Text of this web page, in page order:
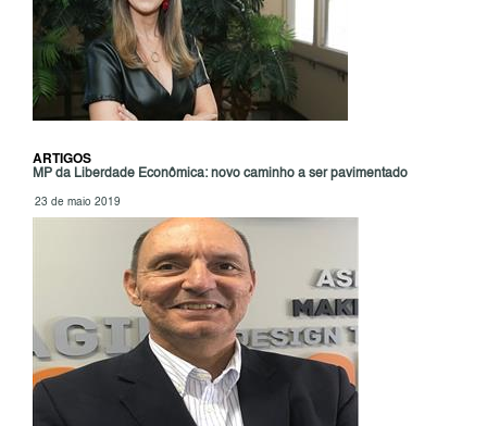
ARTIGOS
MP da Liberdade Econômica: novo caminho a ser pavimentado
23 de maio 2019